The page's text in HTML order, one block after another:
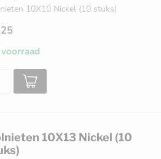
10X10 Nickel (10 stuks)
10X13 Nickel (10